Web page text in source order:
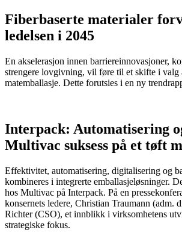
Fiberbaserte materialer
ledelsen i 2045
En akselerasjon innen barriereinnovasjoner,
strengere lovgivning, vil føre til et skifte i valg
matemballasje. Dette forutsies i en ny
Interpack: Automatisering
Multivac suksess på et tøft
Effektivitet, automatisering, digitalisering og
kombineres i integrerte emballasjeløsninger.
hos Multivac på Interpack. På en
konsernets ledere, Christian Traumann (adm.
Richter (CSO), et innblikk i virksomhetens
strategiske fokus.